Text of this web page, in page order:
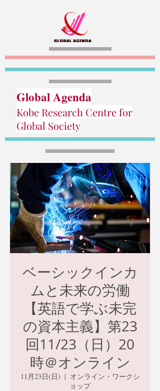
Global Agenda
Kobe Research Centre for
Global Society
ベーシックインカ
ムと未来の労働
【英語で学ぶ未完
の資本主義】第23
回11/23（日）20
時＠オンライン
11月23日(日)
  |
オンライン・ワークシ
ョップ